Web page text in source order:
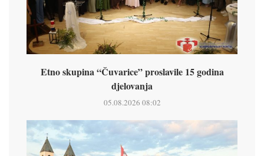
Etno skupina “Čuvarice” proslavile 15 godina
djelovanja
05.08.2026 08:02